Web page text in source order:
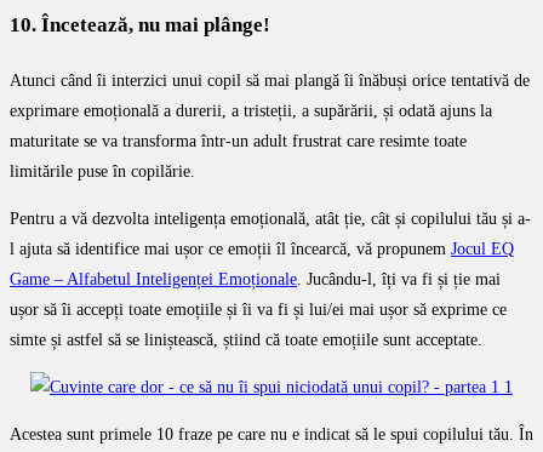
10. Încetează, nu mai plânge!
Atunci când îi interzici unui copil să mai plangă îi înăbuși orice tentativă de
exprimare emoțională a durerii, a tristeții, a supărării, și odată ajuns la
maturitate se va transforma într-un adult frustrat care resimte toate
limitările puse în copilărie.
Pentru a vă dezvolta inteligența emoțională, atât ție, cât și copilului tău și a-
l ajuta să identifice mai ușor ce emoții îl încearcă, vă propunem Jocul EQ
Game – Alfabetul Inteligenței Emoționale. Jucându-l, îți va fi și ție mai
ușor să îi accepți toate emoțiile și îi va fi și lui/ei mai ușor să exprime ce
simte și astfel să se liniștească, știind că toate emoțiile sunt acceptate.
Acestea sunt primele 10 fraze pe care nu e indicat să le spui copilului tău. În